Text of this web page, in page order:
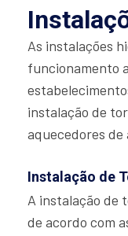
As instalações
funcionamento
instalação de
aquecedores de
Instalação de
A instalação de
de acordo com